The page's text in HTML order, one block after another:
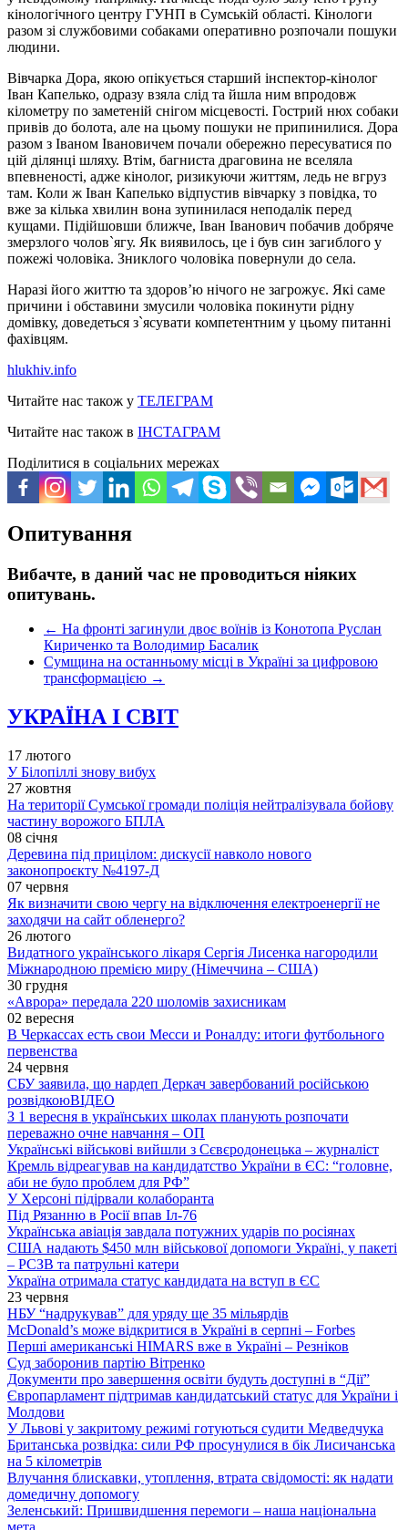
кінологічного центру ГУНП в Сумській області. Кінологи
разом зі службовими собаками оперативно розпочали пошуки
людини.
Вівчарка Дора, якою опікується старший інспектор-кінолог
Іван Капелько, одразу взяла слід та йшла ним впродовж
кілометру по заметеній снігом місцевості. Гострий нюх собаки
привів до болота, але на цьому пошуки не припинилися. Дора
разом з Іваном Івановичем почали обережно пересуватися по
цій ділянці шляху. Втім, багниста драговина не вселяла
впевненості, адже кінолог, ризикуючи життям, ледь не вгруз
там. Коли ж Іван Капелько відпустив вівчарку з повідка, то
вже за кілька хвилин вона зупинилася неподалік перед
кущами. Підійшовши ближче, Іван Іванович побачив добряче
змерзлого чолов`ягу. Як виявилось, це і був син загиблого у
пожежі чоловіка. Зниклого чоловіка повернули до села.
Наразі його життю та здоров’ю нічого не загрожує. Які саме
причини і обставини змусили чоловіка покинути рідну
домівку, доведеться з`ясувати компетентним у цьому питанні
фахівцям.
hlukhiv.info
Читайте нас також у ТЕЛЕГРАМ
Читайте нас також в ІНСТАГРАМ
Поділитися в соціальних мережах
Опитування
Вибачте, в даний час не проводиться ніяких
опитувань.
← На фронті загинули двоє воїнів із Конотопа Руслан
Кириченко та Володимир Басалик
Сумщина на останньому місці в Україні за цифровою
трансформацією →
УКРАЇНА І СВІТ
17 лютого
У Білопіллі знову вибух
27 жовтня
На території Сумської громади поліція нейтралізувала бойову
частину ворожого БПЛА
08 січня
Деревина під прицілом: дискусії навколо нового
законопроєкту №4197-Д
07 червня
Як визначити свою чергу на відключення електроенергії не
заходячи на сайт обленерго?
26 лютого
Видатного українського лікаря Сергія Лисенка нагородили
Міжнародною премією миру (Німеччина – США)
30 грудня
«Аврора» передала 220 шоломів захисникам
02 вересня
В Черкассах есть свои Месси и Роналду: итоги футбольного
первенства
24 червня
СБУ заявила, що нардеп Деркач завербований російською
розвідкоюВІДЕО
З 1 вересня в українських школах планують розпочати
переважно очне навчання – ОП
Українські військові вийшли з Сєвєродонецька – журналіст
Кремль відреагував на кандидатство України в ЄС: “головне,
аби не було проблем для РФ”
У Херсоні підірвали колаборанта
Під Рязанню в Росії впав Іл-76
Українська авіація завдала потужних ударів по росіянах
США надають $450 млн військової допомоги Україні, у пакеті
– РСЗВ та патрульні катери
Україна отримала статус кандидата на вступ в ЄС
23 червня
НБУ “надрукував” для уряду ще 35 мільярдів
McDonald’s може відкритися в Україні в серпні – Forbes
Перші американські HIMARS вже в Україні – Резніков
Суд заборонив партію Вітренко
Документи про завершення освіти будуть доступні в “Дії”
Європарламент підтримав кандидатський статус для України і
Молдови
У Львові у закритому режимі готуються судити Медведчука
Британська розвідка: сили РФ просунулися в бік Лисичанська
на 5 кілометрів
Влучання блискавки, утоплення, втрата свідомості: як надати
домедичну допомогу
Зеленський: Пришвидшення перемоги – наша національна